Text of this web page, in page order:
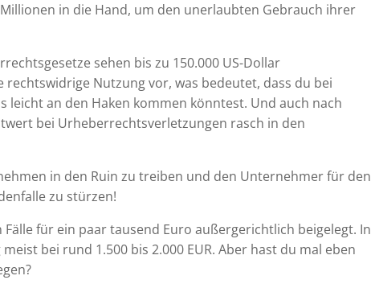
in die Hand, um den unerlaubten Gebrauch ihrer
sehen bis zu 150.000 US-Dollar
rechtswidrige Nutzung vor, was bedeutet, dass du bei
leicht an den Haken kommen könntest. Und auch nach
bei Urheberrechtsverletzungen rasch in den
in den Ruin zu treiben und den Unternehmer für den
zu stürzen!
für ein paar tausend Euro außergerichtlich beigelegt. In
bei rund 1.500 bis 2.000 EUR. Aber hast du mal eben